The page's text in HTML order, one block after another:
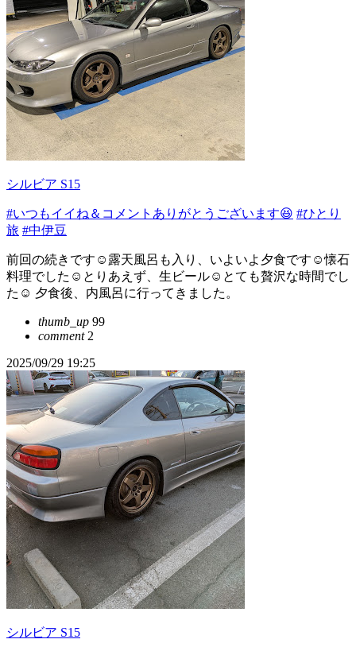
シルビア S15
#いつもイイね＆コメントありがとうございます😆 #ひとり
旅 #中伊豆
前回の続きです☺露天風呂も入り、いよいよ夕食です☺懐石
料理でした☺とりあえず、生ビール☺とても贅沢な時間でし
た☺ 夕食後、内風呂に行ってきました。
thumb_up 99
comment2
2025/09/29 19:25
シルビア S15